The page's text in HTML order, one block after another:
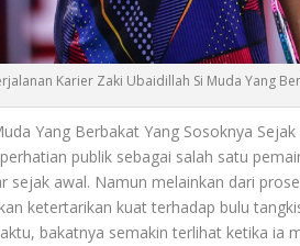
Karier Zaki Ubaidillah Si Muda Yang
Yang Berbakat Yang Sosoknya
publik sebagai salah satu
sejak awal. Namun melainkan dari
ketertarikan kuat terhadap bulu
bakatnya semakin terlihat ketika ia